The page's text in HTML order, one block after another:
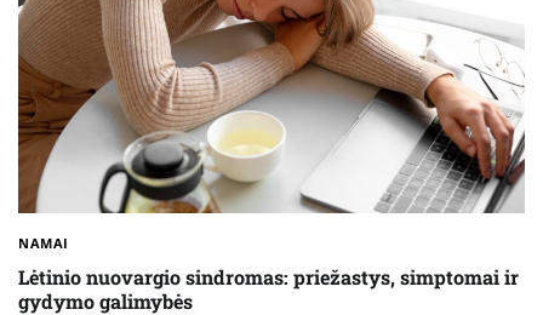
NAMAI
Lėtinio nuovargio sindromas: priežastys, simptomai ir
gydymo galimybės